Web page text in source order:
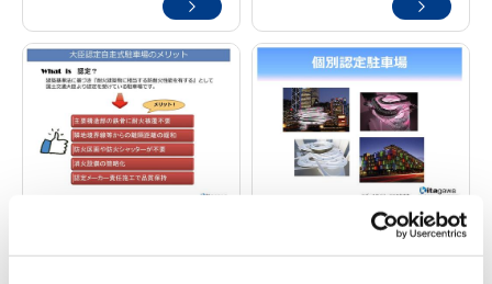
メリットについて
個別認定駐車場とは？